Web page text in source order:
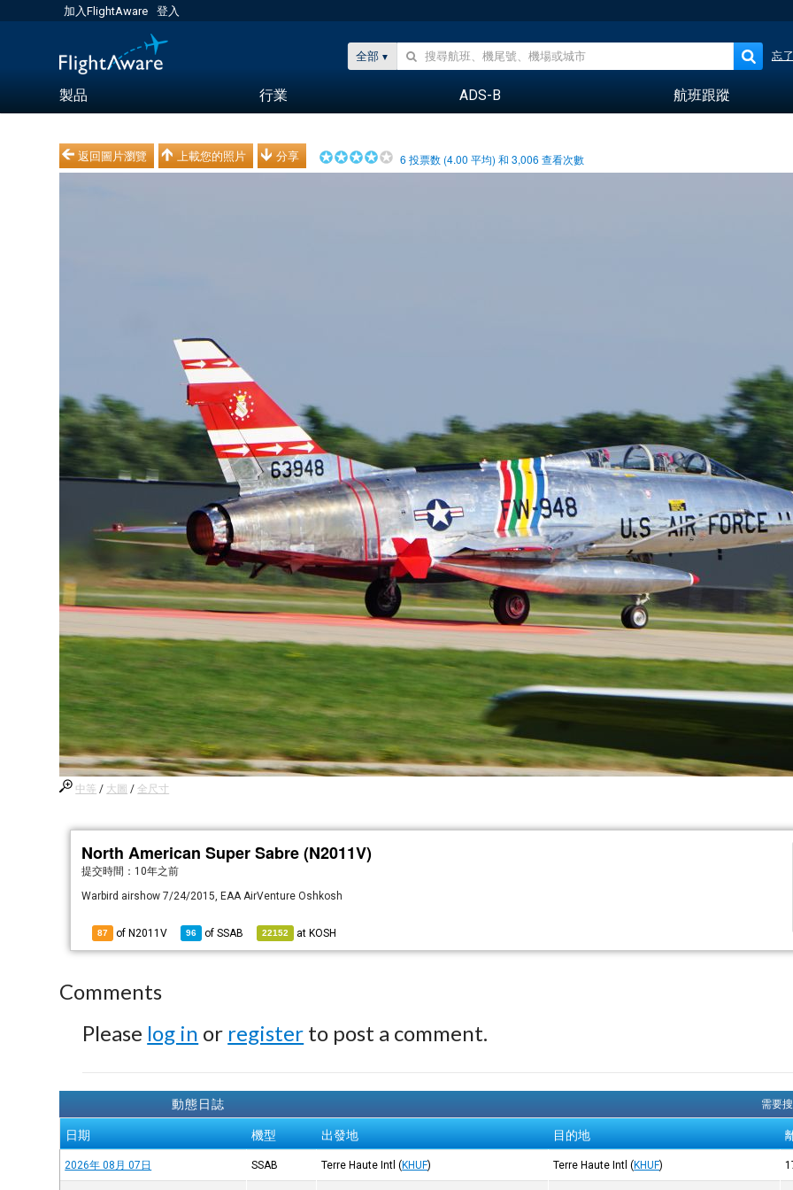
加入FlightAware 登入
全部 忘
製品 行業 ADS-B 航班跟蹤
返回圖片瀏覽 上載您的照片 分享 6 投票数 (4.00 平均) 和3,006 查看次數
中等 / 大圖 / 全尺寸
North American Super Sabre (N2011V)
提交時間： 10年之前
Warbird airshow 7/24/2015, EAA AirVenture Oshkosh
87 of N2011V 96 ofSSAB 22152 at KOSH
Comments
Please log in or register to post a comment.
動態日誌 需要
日期 機型 出發地 目的地
2026年 08月 07日 SSAB Terre Haute Intl (KHUF) Terre Haute Intl (KHUF)